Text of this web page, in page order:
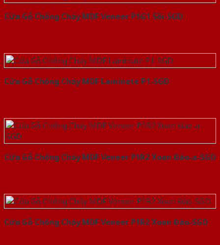
Cửa Gỗ Chống Cháy MDF Veneer P1G1 Sồi-SGD
Cửa Gỗ Chống Cháy MDF Laminate P1-SGD
Cửa Gỗ Chống Cháy MDF Veneer P1R2 Xoan Đào-a-SGD
Cửa Gỗ Chống Cháy MDF Veneer P1R2 Xoan Đào-SGD